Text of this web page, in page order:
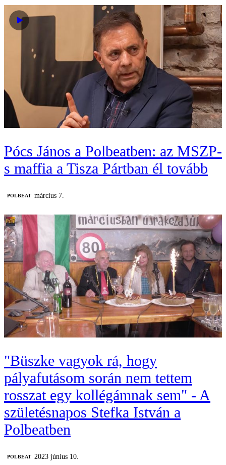
Pócs János a Polbeatben: az MSZP-
s maffia a Tisza Pártban él tovább
‎POLBEAT március 7.
"Büszke vagyok rá, hogy
pályafutásom során nem tettem
rosszat egy kollégámnak sem" - A
születésnapos Stefka István a
Polbeatben
‎POLBEAT 2023 június 10.